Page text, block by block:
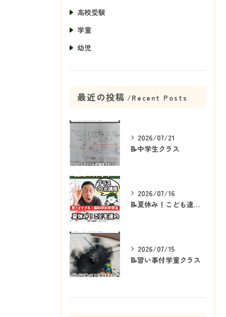
高校受験
学童
幼児
最近の投稿 Recent Posts
2026/07/21
📝中学生クラス
2026/07/16
📝夏休み！こども達の「ココ」を見て！👀
2026/07/15
📝習い事付学童クラス